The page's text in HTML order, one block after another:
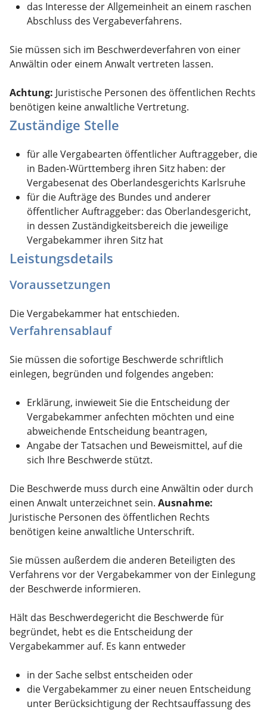
das Interesse der Allgemeinheit an einem raschen
Abschluss des Vergabeverfahrens.
Sie müssen sich im Beschwerdeverfahren von einer
Anwältin oder einem Anwalt vertreten lassen.
Achtung: Juristische Personen des öffentlichen Rechts
benötigen keine anwaltliche Vertretung.
Zuständige Stelle
für alle Vergabearten öffentlicher Auftraggeber, die
in Baden-Württemberg ihren Sitz haben: der
Vergabesenat des Oberlandesgerichts Karlsruhe
für die Aufträge des Bundes und anderer
öffentlicher Auftraggeber: das Oberlandesgericht,
in dessen Zuständigkeitsbereich die jeweilige
Vergabekammer ihren Sitz hat
Leistungsdetails
Voraussetzungen
Die Vergabekammer hat entschieden.
Verfahrensablauf
Sie müssen die sofortige Beschwerde schriftlich
einlegen, begründen und folgendes angeben:
Erklärung, inwieweit Sie die Entscheidung der
Vergabekammer anfechten möchten und eine
abweichende Entscheidung beantragen,
Angabe der Tatsachen und Beweismittel, auf die
sich Ihre Beschwerde stützt.
Die Beschwerde muss durch eine Anwältin oder durch
einen Anwalt unterzeichnet sein. Ausnahme:
Juristische Personen des öffentlichen Rechts
benötigen keine anwaltliche Unterschrift.
Sie müssen außerdem die anderen Beteiligten des
Verfahrens vor der Vergabekammer von der Einlegung
der Beschwerde informieren.
Hält das Beschwerdegericht die Beschwerde für
begründet, hebt es die Entscheidung der
Vergabekammer auf. Es kann entweder
in der Sache selbst entscheiden oder
die Vergabekammer zu einer neuen Entscheidung
unter Berücksichtigung der Rechtsauffassung des